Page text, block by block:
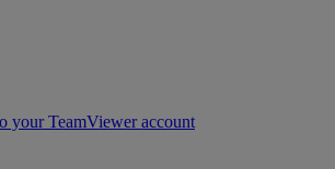
your TeamViewer account